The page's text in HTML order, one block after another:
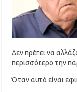
Δεν πρέπει να
περισσότερο την
Όταν αυτό είναι